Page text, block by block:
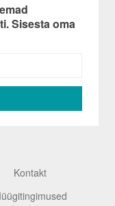
Sisesta oma
Kontakt